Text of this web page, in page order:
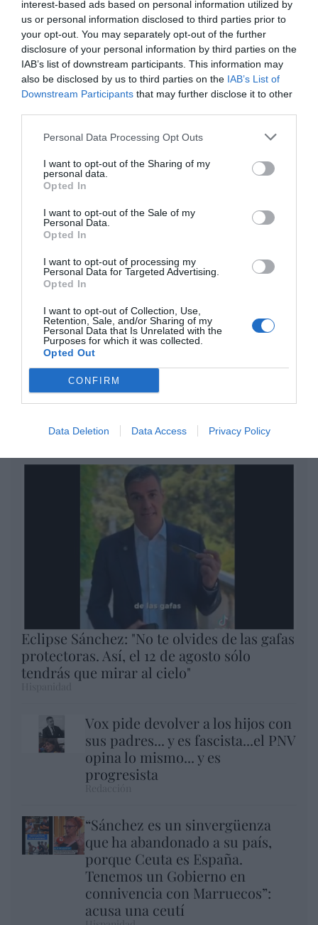
interest-based ads based on personal information utilized by
us or personal information disclosed to third parties prior to
your opt-out. You may separately opt-out of the further
disclosure of your personal information by third parties on the
IAB’s list of downstream participants. This information may
also be disclosed by us to third parties on the IAB’s List of
Downstream Participants that may further disclose it to other
Personal Data Processing Opt Outs
I want to opt-out of the Sharing of my
personal data.
Opted In
I want to opt-out of the Sale of my
Personal Data.
Opted In
I want to opt-out of processing my
Personal Data for Targeted Advertising.
Opted In
I want to opt-out of Collection, Use,
Retention, Sale, and/or Sharing of my
Personal Data that Is Unrelated with the
Purposes for which it was collected.
Opted Out
CONFIRM
Data Deletion Data Access Privacy Policy
Enormes minucias
por Eulogio López
Isabel Pantoja pierde dos pleitos con
Hacienda por 700.000 euros... suma y
Eulogio López
miércoles en los 20.057 puntos,
un nuevo récord
Eulogio López
Ceuta. Nuestra Señora de África:
convertir al musulmán
Eclipse Sánchez: "No te olvides de las gafas
protectoras. Así, el 12 de agosto sólo
tendrás que mirar al cielo"
Vox pide devolver a los hijos con
sus padres... y es fascista...el PNV
opina lo mismo... y es
progresista
“Sánchez es un sinvergüenza
que ha abandonado a su país,
porque Ceuta es España.
Tenemos un Gobierno en
connivencia con Marruecos”:
acusa una ceutí